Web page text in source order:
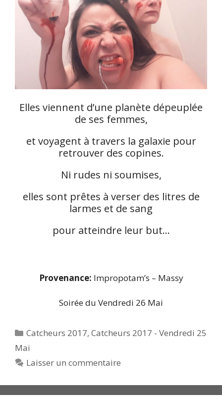
Elles viennent d’une planète dépeuplée
de ses femmes,
et voyagent à travers la galaxie pour
retrouver des copines.
Ni rudes ni soumises,
elles sont prêtes à verser des litres de
larmes et de sang
pour atteindre leur but…
Provenance: Impropotam’s – Massy
Soirée du Vendredi 26 Mai
Catégories
Catcheurs 2017,Catcheurs 2017 - Vendredi 25
Mai
Laisser un commentaire